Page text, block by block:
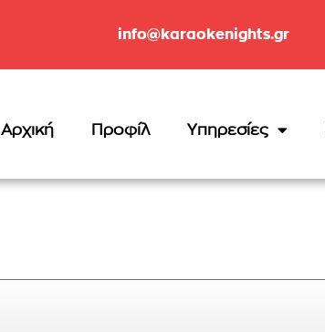
info@karaokenights.gr
Αρχική Προφίλ Υπηρεσίες